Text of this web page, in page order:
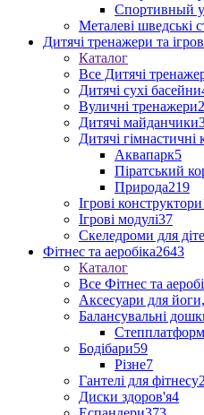
Спортивный
Металеві шведські
Дитячі тренажери та
Каталог
Все Дитячі
Дитячі сухі басейни
Вуличні тренажери
Дитячі майданчики
Дитячі гімнастичні
Аквапарк5
Піратський
Природа219
Ігрові конструктори
Ігрові модулі37
Скеледроми для
Фітнес та аеробіка2643
Каталог
Все Фітнес та
Аксесуари для йоги,
Балансувальні
Бодібари59
Різне7
Гантелі для фітнесу
Диски здоров'я4